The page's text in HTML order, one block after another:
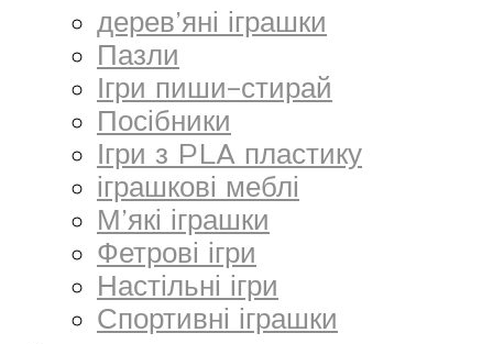
дерев’яні іграшки
Пазли
Ігри пиши-стирай
Посібники
Ігри з PLA пластику
іграшкові меблі
М’які іграшки
Фетрові ігри
Настільні ігри
Спортивні іграшки